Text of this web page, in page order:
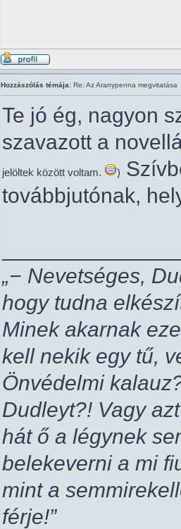
Hozzászólás témája: Re: Az Aranypenna megvitatása
Te jó ég, nagyon
szavazott a
jelöltek között voltam. )
továbbjutónak,
„− Nevetséges,
hogy tudna
Minek akarnak
kell nekik egy tű,
Önvédelmi
Dudleyt?! Vagy
hát ő a légynek
belekeverni a mi
mint a
férje!”